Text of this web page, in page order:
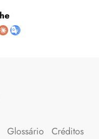
Glossário Créditos